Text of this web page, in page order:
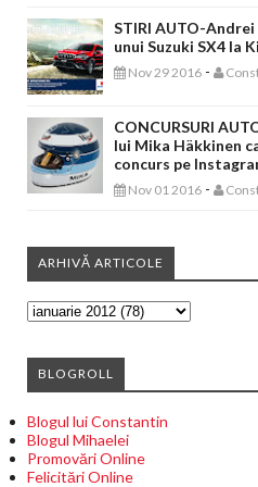
STIRI AUTO-
unui Suzuki SX4 la
Nov 29 2016 -
CONCURSURI
lui Mika Häkkinen
concurs pe
Nov 01 2016 -
ARHIVĂ ARTICOLE
BLOGROLL
Blogul lui Constantin
Blogul Mihaelei
Promovări Online
Felicitări Online